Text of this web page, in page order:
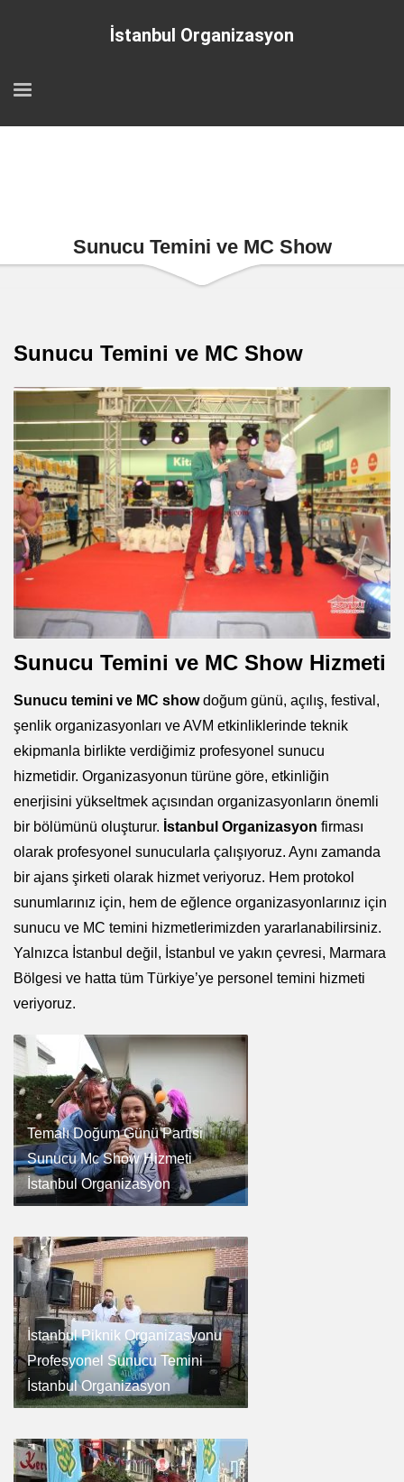
İstanbul Organizasyon
Sunucu Temini ve MC Show
Sunucu Temini ve MC Show
Sunucu Temini ve MC Show Hizmeti
Sunucu temini ve MC showdoğum günü, açılış, festival,
şenlik organizasyonları ve AVM etkinliklerinde teknik
ekipmanla birlikte verdiğimiz profesyonel sunucu
hizmetidir. Organizasyonun türüne göre, etkinliğin
enerjisini yükseltmek açısından organizasyonların önemli
bir bölümünü oluşturur. İstanbul Organizasyon firması
olarak profesyonel sunucularla çalışıyoruz. Aynı zamanda
bir ajans şirketi olarak hizmet veriyoruz. Hem protokol
sunumlarınız için, hem de eğlence organizasyonlarınız için
sunucu ve MC temini hizmetlerimizden yararlanabilirsiniz.
Yalnızca İstanbul değil, İstanbul ve yakın çevresi, Marmara
Bölgesi ve hatta tüm Türkiye’ye personel temini hizmeti
veriyoruz.
Temalı Doğum Günü Partisi
Sunucu Mc Show Hizmeti
İstanbul Organizasyon
İstanbul Piknik Organizasyonu
Profesyonel Sunucu Temini
İstanbul Organizasyon